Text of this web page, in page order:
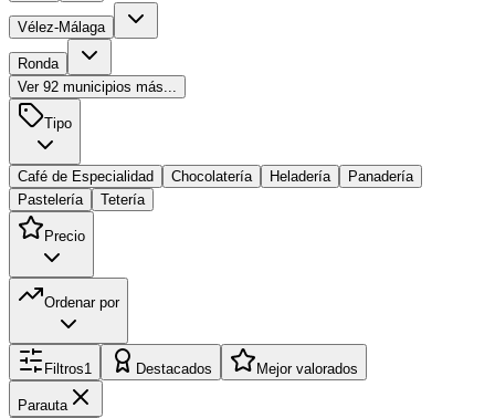
Vélez-Málaga
Ronda
Ver 92 municipios más...
Tipo
Café de Especialidad Chocolatería Heladería
Panadería
Pastelería
Tetería
Precio
Ordenar por
Filtros1 Destacados Mejor valorados
Parauta